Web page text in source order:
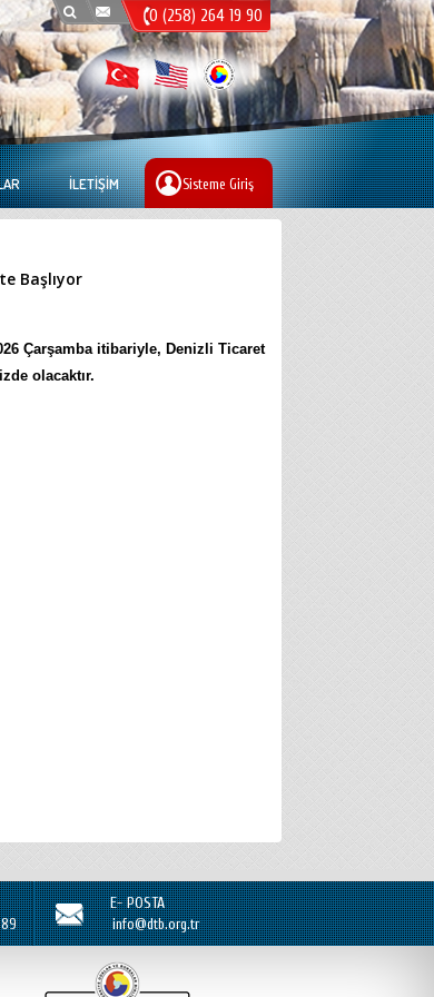
0 (258) 264 19 90
İLETIŞIM Sisteme Giriş
Başlıyor
Çarşamba itibariyle, Denizli Ticaret
olacaktır.
89
E- POSTA
info@dtb.org.tr